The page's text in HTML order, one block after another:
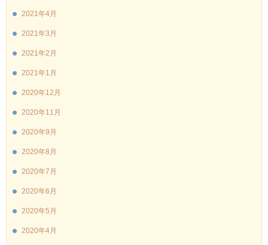
2021年4月
2021年3月
2021年2月
2021年1月
2020年12月
2020年11月
2020年9月
2020年8月
2020年7月
2020年6月
2020年5月
2020年4月